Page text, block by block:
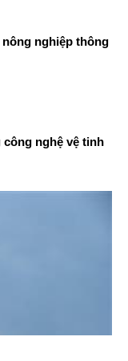
nghiệp thông
nghệ vệ tinh